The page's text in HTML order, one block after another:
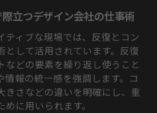
立つデザイン会社の仕事術
ティブな現場では、反復とコン
として活用されています。反復
などの要素を繰り返し使うこと
情報の統一感を強調します。コ
きさなどの違いを明確にし、重
に用いられます。